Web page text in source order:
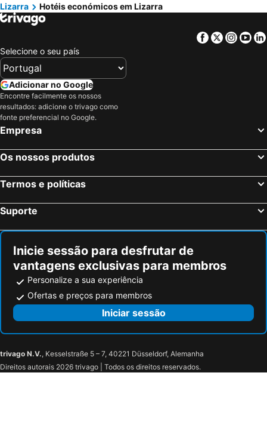
Lizarra
Hotéis económicos em Lizarra
Facebook
Twitter
Selecione o seu país
Adicionar no Google
Encontre facilmente os nossos
resultados: adicione o trivago como
fonte preferencial no Google.
Empresa
Os nossos produtos
Termos e políticas
Suporte
Inicie sessão para desfrutar de
vantagens exclusivas para membros
Personalize a sua experiência
Ofertas e preços para membros
Iniciar sessão
trivago N.V., Kesselstraße 5 – 7, 40221 Düsseldorf, Alemanha
Direitos autorais 2026 trivago | Todos os direitos reservados.